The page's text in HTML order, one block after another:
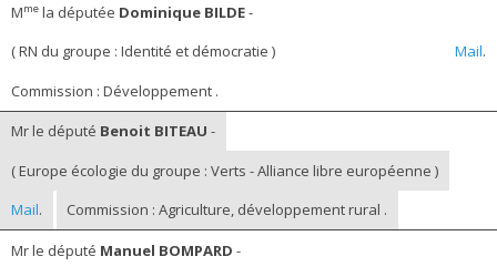
Mmela députée Dominique BILDE-
( RN du groupe : Identité et démocratie )
Mail.
Commission : Développement .
Mr le député Benoit BITEAU -
( Europe écologie du groupe : Verts - Alliance libre européenne )
Mail. Commission : Agriculture, développement rural .
Mr le député Manuel BOMPARD -